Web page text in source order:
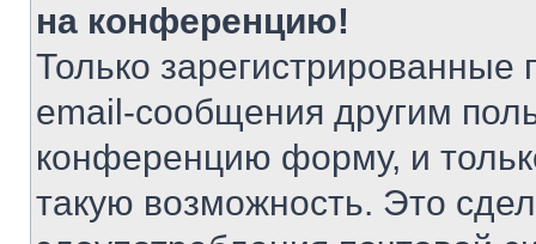
на конференцию!
Только зарегистрированные
email-сообщения другим
конференцию форму, и
такую возможность. Это